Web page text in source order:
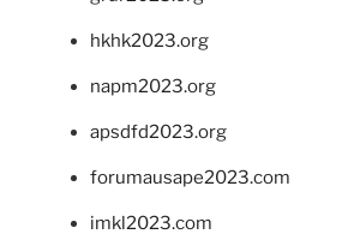
hkhk2023.org
napm2023.org
apsdfd2023.org
forumausape2023.com
imkl2023.com